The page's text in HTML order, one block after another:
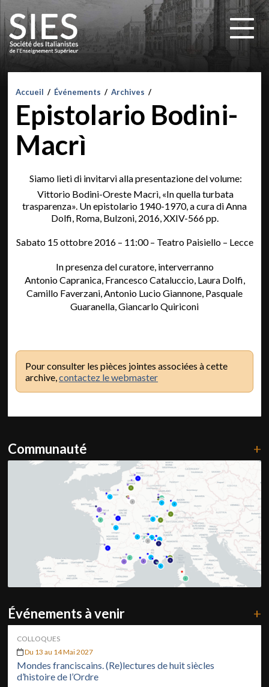
Accueil / Événements / Archives /
Epistolario Bodini-
Macrì
Siamo lieti di invitarvi alla presentazione del volume:
Vittorio Bodini-Oreste Macrì, «In quella turbata
trasparenza». Un epistolario 1940-1970, a cura di Anna
Dolfi, Roma, Bulzoni, 2016, XXIV-566 pp.
Sabato 15 ottobre 2016 – 11:00 – Teatro Paisiello – Lecce
In presenza del curatore, interverranno
Antonio Capranica, Francesco Cataluccio, Laura Dolfi,
Camillo Faverzani, Antonio Lucio Giannone, Pasquale
Guaranella, Giancarlo Quiriconi
Pour consulter les pièces jointes associées à cette
archive,contactez le webmaster
Communauté +
Événements à venir +
COLLOQUES
Du 13 au 14 Mai 2027
Mondes franciscains. (Re)lectures de huit siècles
d’histoire de l’Ordre